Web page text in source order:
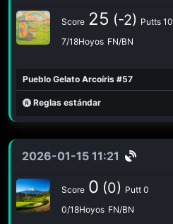
Score 25 (-2) Putts 10
7/18Hoyos FN/BN
Pueblo Gelato Arcoíris #57
Reglas estándar
2026-01-15 11:21
Score 0 (0) Putt 0
0/18Hoyos FN/BN